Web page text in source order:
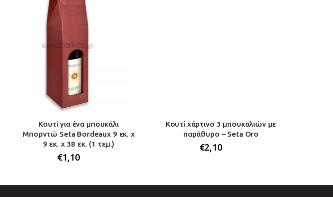
Κουτί για ένα μπουκάλι
Μπορντώ Seta Bordeaux 9 εκ. x
9 εκ. x 38 εκ. (1 τεμ.)
€1,10
Κουτί χάρτινο 3 μπουκαλιών με
παράθυρο – Seta Oro
€2,10